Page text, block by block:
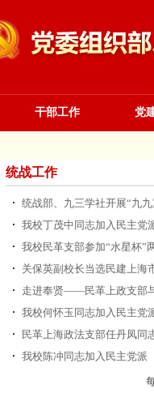
干部工作 党
统战工作
统战部、九三学社开展“九
我校丁茂中同志加入民主党
我校民革支部参加“水星杯”
关保英副校长当选民建上海
走进奉贤——民革上政支部
我校何怀玉同志加入民主党
民革上海政法支部任丹凤同
我校陈冲同志加入民主党派